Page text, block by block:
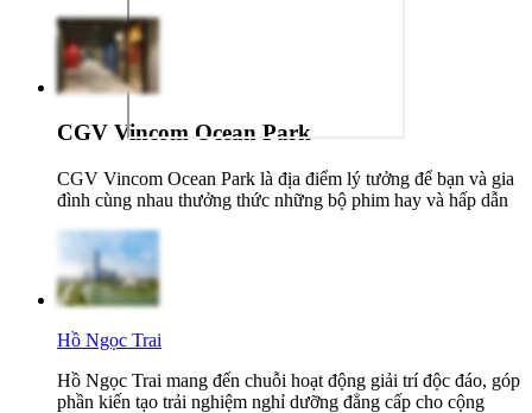
CGV Vincom Ocean Park
CGV Vincom Ocean Park là địa điểm lý tưởng để bạn và gia
đình cùng nhau thưởng thức những bộ phim hay và hấp dẫn
Hồ Ngọc Trai
Hồ Ngọc Trai mang đến chuỗi hoạt động giải trí độc đáo, góp
phần kiến tạo trải nghiệm nghỉ dưỡng đẳng cấp cho cộng